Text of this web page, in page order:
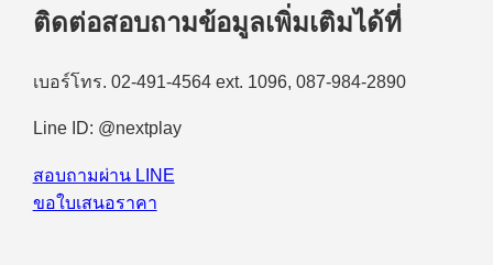
โต๊ะ)
MSI
DP80
AI
070TH
Core
Ultra
5
ติดต่อสอบถามข้อมูลเพิ่มเติมได้ที่
เบอร์โทร. 02-491-4564 ext. 1096, 087-984-2890
Line ID: @nextplay
สอบถามผ่าน LINE
ขอใบเสนอราคา